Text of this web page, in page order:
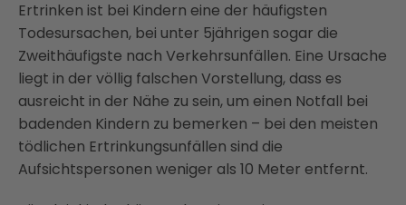
Ertrinken ist bei Kindern eine der häufigsten
Todesursachen, bei unter 5jährigen sogar die
Zweithäufigste nach Verkehrsunfällen. Eine Ursache
liegt in der völlig falschen Vorstellung, dass es
ausreicht in der Nähe zu sein, um einen Notfall bei
badenden Kindern zu bemerken – bei den meisten
tödlichen Ertrinkungsunfällen sind die
Aufsichtspersonen weniger als 10 Meter entfernt.